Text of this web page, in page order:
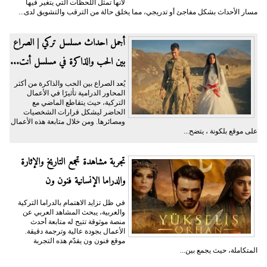
لأنها تمثل اللحظات التي يتغير فيها
مسار الأحداث بشكل مفاجئ أو تدريجي، مما يخلق حالة من الترقب والتشويق لدى...
أجمل احداث مسلسل تركي | الصراع
بين الحب والذاكرة في مسلسل أنت...
يُعد الصراع بين الحب والذاكرة من أكثر
المحاور الدرامية تأثيرًا في الأعمال
التركية، حيث يتقاطع الماضي مع
الحاضر ليشكل قرارات الشخصيات
ومصائرها. ومن خلال متابعة هذه الأعمال
على موقع بلكونة ، يتضح...
تجربة مشاهدة تجمع التاريخ والإثارة
والدراما الإنسانية فنون ون
في ظل تزايد الاهتمام بالدراما التركية
والعربية، يبحث المشاهد العربي عن
منصة موثوقة تتيح له متابعة أحدث
الأعمال بجودة عالية وترجمة دقيقة.
موقع فنون ون يقدّم هذه التجربة
المتكاملة، حيث يجمع بين...